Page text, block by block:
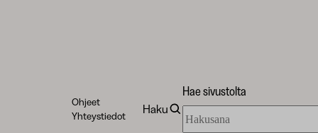
Ohjeet
Yhteystiedot
Haku
Hae sivustolta
sivustolta